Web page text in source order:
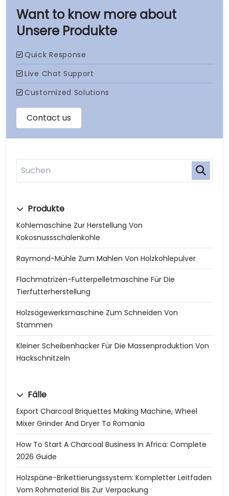
Unsere Produkte
Produkte
Kohlemaschine Zur Herstellung Von
Kokosnussschalenkohle
Raymond-Mühle Zum Mahlen Von Holzkohlepulver
Flachmatrizen-Futterpelletmaschine Für Die
Tierfutterherstellung
Holzsägewerksmaschine Zum Schneiden Von
Stämmen
Kleiner Scheibenhacker Für Die Massenproduktion Von
Hackschnitzeln
Fälle
Export Charcoal Briquettes Making Machine, Wheel
Mixer Grinder And Dryer To Romania
How To Start A Charcoal Business In Africa: Complete
2026 Guide
Holzspäne-Brikettierungssystem: Kompletter Leitfaden
Vom Rohmaterial Bis Zur Verpackung